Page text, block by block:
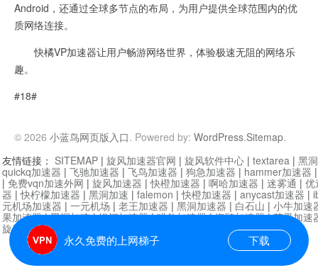
Android，还通过全球多节点的布局，为用户提供全球范围内的优
质网络连接。
快橘VP加速器让用户畅游网络世界，体验极速无阻的网络乐
趣。
#18#
© 2026 小蓝鸟网页版入口. Powered by: WordPress.Sitemap.
永久免费的上网梯子 下载
友情链接： SITEMAP | 旋风加速器官网 | 旋风软件中心 | textarea | 黑
quickq加速器 | 飞驰加速器 | 飞鸟加速器 | 狗急加速器 | hammer加速器
| 免费vqn加速外网 | 旋风加速器 |快橙加速器 | 啊哈加速器 | 迷雾通 | 优
器 |快柠檬加速器 | 黑洞加速 | falemon |快橙加速器 | anycast加速器 |
元机场加速器 | 一元机场 | 老王加速器 | 黑洞加速器 | 白石山 | 小牛加速
果加速器|黑洞加速|银河加速器|猎豹加速器|海鸥加速器|芒果加速
旋风加速器度器